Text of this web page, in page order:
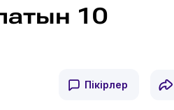
10
Пікірлер